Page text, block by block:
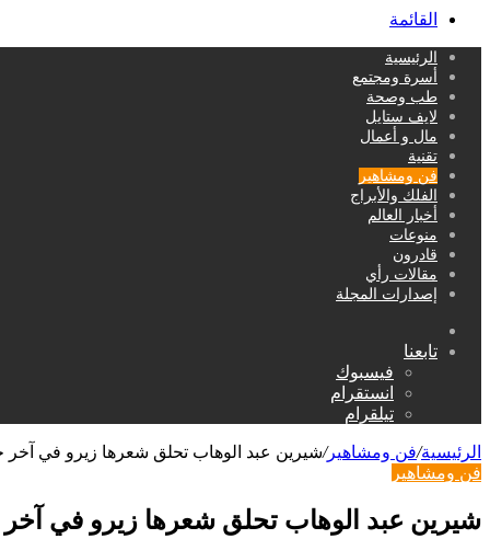
القائمة
الرئيسية
أسرة ومجتمع
طب وصحة
لايف ستايل
مال و أعمال
تقنية
فن ومشاهير
الفلك والأبراج
أخبار العالم
منوعات
قادرون
مقالات رأي
إصدارات المجلة
عن
تابعنا
فيسبوك
انستقرام
تيلقرام
الرئيسية/فن ومشاهير/شيرين عبد الوهاب تحلق شعرها زيرو في آخر
فن ومشاهير
شيرين عبد الوهاب تحلق شعرها زيرو في آخر